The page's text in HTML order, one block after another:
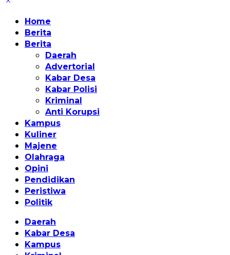
Home
Berita
Berita
Daerah
Advertorial
Kabar Desa
Kabar Polisi
Kriminal
Anti Korupsi
Kampus
Kuliner
Majene
Olahraga
Opini
Pendidikan
Peristiwa
Politik
Daerah
Kabar Desa
Kampus